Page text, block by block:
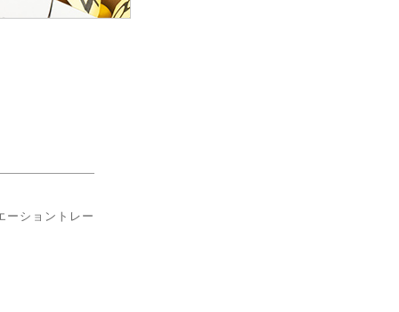
ショントレー